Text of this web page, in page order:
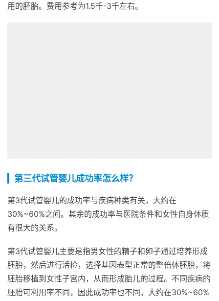
用的胚胎。费用参考为1.5千-3千左右。
第三代试管婴儿成功率怎么样？
第3代试管婴儿的成功率与疾病种类有关，大约在
30%~60%之间。其余的成功率与医院条件和女性自身体质
有很大的关系。
第3代试管婴儿主要是指男女性的精子和卵子通过培养形成
胚胎，然后进行活检，选择基因表型正常的整倍体胚胎，将
胚胎移植到女性子宫内，从而形成胎儿的过程。不同疾病的
胚胎可利用率不同，因此成功率也不同，大约在30%~60%